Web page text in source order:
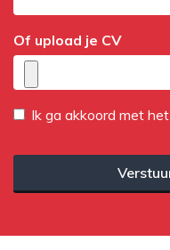
Of upload je CV
Ik ga akkoord met het